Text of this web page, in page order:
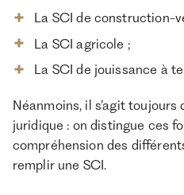
La SCI de construction-
La SCI agricole ;
La SCI de jouissance à
Néanmoins, il s’agit
juridique : on distingue ces
compréhension des
remplir une SCI.